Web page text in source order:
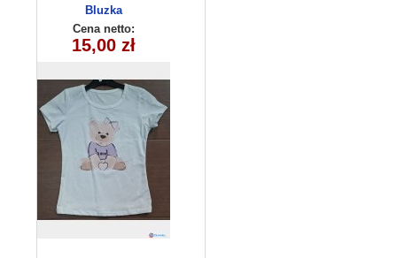
Bluzka
dziecięca
180626-14(6-16)
6szt
Cena netto:
15,00 zł